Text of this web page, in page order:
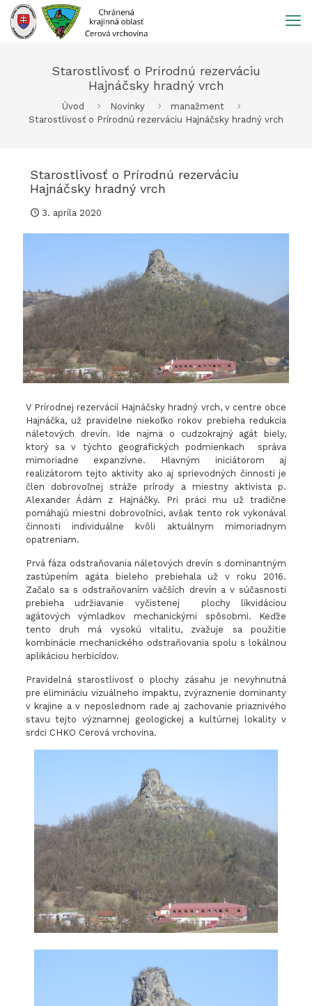
Prejsť
obsah
Starostlivosť o Prírodnú rezerváciu
Hajnáčsky hradný vrch
Úvod Novinky
manažment
Starostlivosť o Prírodnú rezerváciu Hajnáčsky hradný vrch
Starostlivosť o Prírodnú rezerváciu
Hajnáčsky hradný vrch
3. apríla 2020
V Prírodnej rezervácií Hajnáčsky hradný vrch, v centre obce
Hajnáčka, už pravidelne niekoľko rokov prebieha redukcia
náletových drevín. Ide najmä o cudzokrajný agát biely,
ktorý sa v týchto geografických podmienkach správa
mimoriadne expanzívne. Hlavným iniciátorom aj
realizátorom tejto aktivity ako aj sprievodných činnosti je
člen dobrovoľnej stráže prírody a miestny aktivista p.
Alexander Ádám z Hajnáčky. Pri práci mu už tradične
pomáhajú miestni dobrovoľníci, avšak tento rok vykonával
činnosti individuálne kvôli aktuálnym mimoriadnym
opatreniam.
Prvá fáza odstraňovania náletových drevín s dominantným
zastúpením agáta bieleho prebiehala už v roku 2016.
Začalo sa s odstraňovaním väčších drevín a v súčasnosti
prebieha udržiavanie vyčistenej plochy likvidáciou
agátových výmladkov mechanickými spôsobmi. Keďže
tento druh má vysokú vitalitu, zvažuje sa použitie
kombinácie mechanického odstraňovania spolu s lokálnou
aplikáciou herbicídov.
Pravidelná starostlivosť o plochy zásahu je nevyhnutná
pre elimináciu vizuálneho impaktu, zvýraznenie dominanty
v krajine a v neposlednom rade aj zachovanie priaznivého
stavu tejto významnej geologickej a kultúrnej lokality v
srdci CHKO Cerová vrchovina.